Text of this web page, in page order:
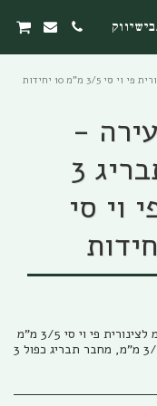
שיווק
-
תבריג תבריג תבריג 3
וי סי
טי 3 מ"מ ת.ת.ת לחיבור ופיצול צינורית פיויסי 3/5 מ"מ, מחבר תבריג כפול 3